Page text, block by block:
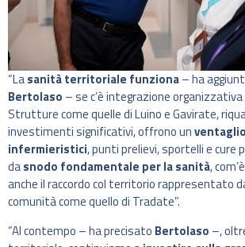
“Lasanità territoriale funziona– ha
Bertolaso – se c’è integrazione
Strutture come quelle di Luino e Gavirate,
investimenti significativi, offrono un
infermieristici, punti prelievi, sportelli e cure
dasnodo fondamentale per la sanità,
anche il raccordo col territorio rappresentato
comunità come quello di Tradate”.
“Al contempo – ha precisato Bertolaso –,